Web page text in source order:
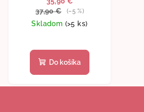
37,90 €
(–5 %)
Skladom (>5 ks)
Do košíka